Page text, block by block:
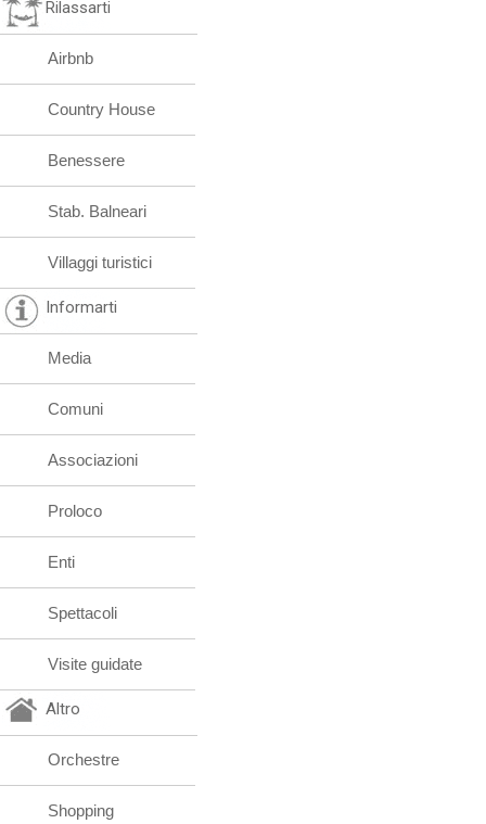
Rilassarti
Airbnb
Country House
Benessere
Stab. Balneari
Villaggi turistici
Informarti
Media
Comuni
Associazioni
Proloco
Enti
Spettacoli
Visite guidate
Altro
Orchestre
Shopping